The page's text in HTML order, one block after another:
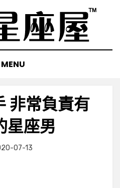
MENU
非常負責有
星座男
小編07-13